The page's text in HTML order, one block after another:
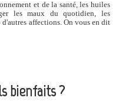
et de la santé, les huiles
les maux du quotidien, les
affections. On vous en dit
bienfaits ?